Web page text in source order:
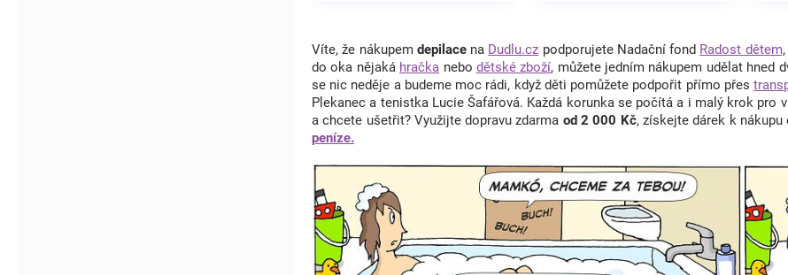
Víte, že nákupem depilace na Dudlu.cz podporujete Nadační fond Radost dětem
do oka nějaká hračka nebo dětské zboží, můžete jedním nákupem udělat hned
se nic neděje a budeme moc rádi, když děti pomůžete podpořit přímo přes
Plekanec a tenistka Lucie Šafářová. Každá korunka se počítá a i malý krok pro
a chcete ušetřit? Využijte dopravu zdarma od 2 000 Kč, získejte dárek k nákupu
peníze.